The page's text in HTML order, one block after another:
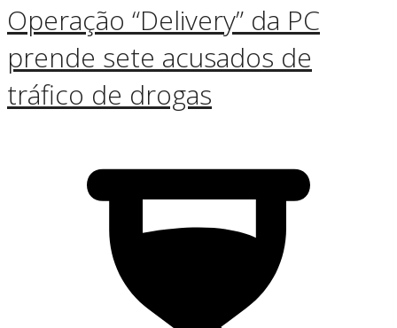
Operação “Delivery” da PC
prende sete acusados de
tráfico de drogas